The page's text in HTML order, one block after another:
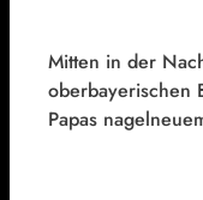
Mitten in der
oberbayerischen
Papas